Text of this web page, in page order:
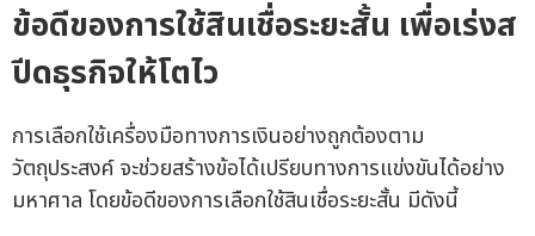
ข้อดีของการใช้สินเชื่อระยะสั้น เพื่อเร่งส
ปีดธุรกิจให้โตไว
การเลือกใช้เครื่องมือทางการเงินอย่างถูกต้องตาม
วัตถุประสงค์ จะช่วยสร้างข้อได้เปรียบทางการแข่งขันได้อย่าง
มหาศาล โดยข้อดีของการเลือกใช้สินเชื่อระยะสั้น มีดังนี้